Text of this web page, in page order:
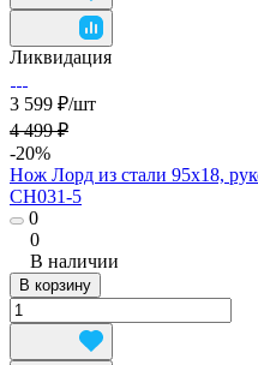
Ликвидация
3 599 ₽/шт
4 499 ₽
-20%
Нож Лорд из стали 95х18,
CH031-5
0
0
В наличии
В корзину